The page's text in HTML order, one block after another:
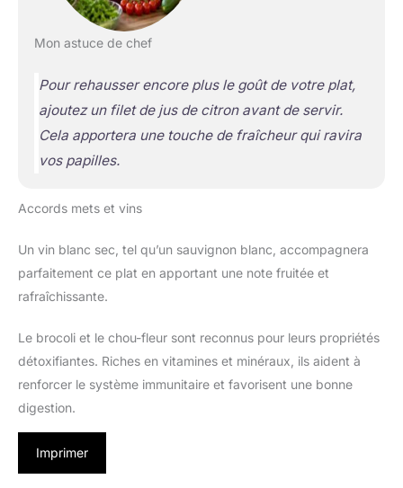
Mon astuce de chef
Pour rehausser encore plus le goût de votre plat,
ajoutez un filet de jus de citron avant de servir.
Cela apportera une touche de fraîcheur qui ravira
vos papilles.
Accords mets et vins
Un vin blanc sec, tel qu’un sauvignon blanc, accompagnera
parfaitement ce plat en apportant une note fruitée et
rafraîchissante.
Le brocoli et le chou-fleur sont reconnus pour leurs propriétés
détoxifiantes. Riches en vitamines et minéraux, ils aident à
renforcer le système immunitaire et favorisent une bonne
digestion.
Imprimer